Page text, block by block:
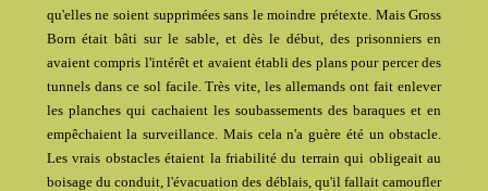
qu'elles ne soient supprimées sans le moindre prétexte. Mais Gross
Born était bâti sur le sable, et dès le début, des prisonniers en
avaient compris l'intérêt et avaient établi des plans pour percer des
tunnels dans ce sol facile. Très vite, les allemands ont fait enlever
les planches qui cachaient les soubassements des baraques et en
empêchaient la surveillance. Mais cela n'a guère été un obstacle.
Les vrais obstacles étaient la friabilité du terrain qui obligeait au
boisage du conduit, l'évacuation des déblais, qu'il fallait camoufler